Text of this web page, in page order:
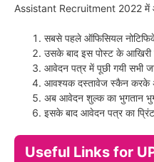
Assistant Recruitment 2022
सबसे पहले ऑफिसियल
उसके बाद इस पोस्ट के
आवेदन पत्र में पूछी गयी सभी
आवश्यक दस्तावेज स्कैन करके
अब आवेदन शुल्क का भुगतान
इसके बाद आवेदन पत्र का
Useful Links for